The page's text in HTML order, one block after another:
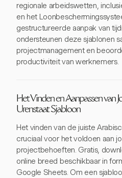
regionale arbeidswetten,
en het
gestructureerde aanpak van
ondersteunen deze sjablonen
projectmanagement en
productiviteit van werknemers.
Het Vinden en Aanpassen van
Urenstaat Sjabloon
Het vinden van de juiste
cruciaal voor het voldoen aan
projectbehoeften. Gratis,
online breed beschikbaar in
Google Sheets. Om een